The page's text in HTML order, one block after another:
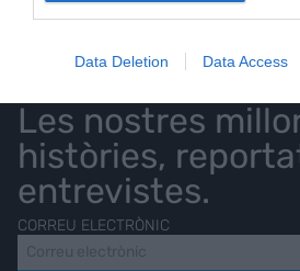
Data Deletion Data Access
BUTLLETÍ
Les nostres
històries,
entrevistes.
CORREU ELECTRÒNIC